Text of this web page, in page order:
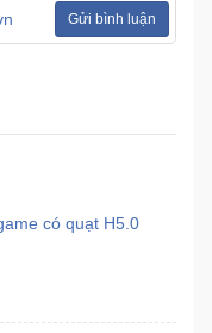
Gửi bình luận
có quạt H5.0